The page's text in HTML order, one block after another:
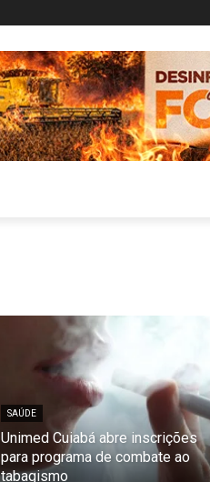
SAÚDE
Unimed Cuiabá abre inscrições
para programa de combate ao
tabagismo